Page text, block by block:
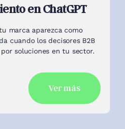
marca aparezca como
cuando los decisores B2B
soluciones en tu sector.